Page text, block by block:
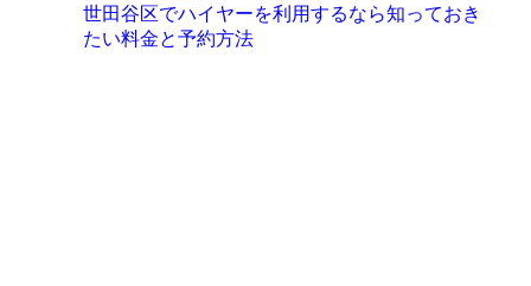
世田谷区でハイヤーを利用するなら知っておき
たい料金と予約方法